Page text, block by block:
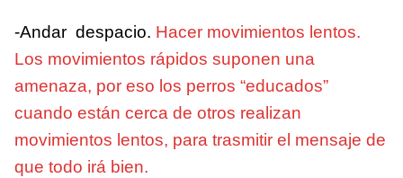
-Andar despacio. Hacer movimientos lentos.
Los movimientos rápidos suponen una
amenaza, por eso los perros “educados”
cuando están cerca de otros realizan
movimientos lentos, para trasmitir el mensaje de
que todo irá bien.